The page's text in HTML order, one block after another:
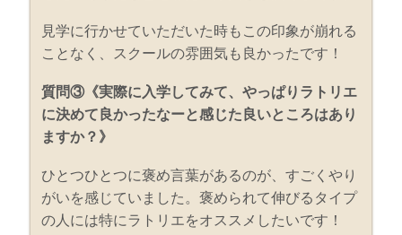
見学に行かせていただいた時もこの印象が崩れる
ことなく、スクールの雰囲気も良かったです！
質問③《実際に入学してみて、やっぱりラトリエ
に決めて良かったなーと感じた良いところはあり
ますか？》
ひとつひとつに褒め言葉があるのが、すごくやり
がいを感じていました。褒められて伸びるタイプ
の人には特にラトリエをオススメしたいです！